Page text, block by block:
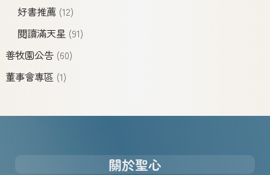
好書推薦(12)
閱讀滿天星 (91)
善牧園公告(60)
董事會專區 (1)
關於聖心